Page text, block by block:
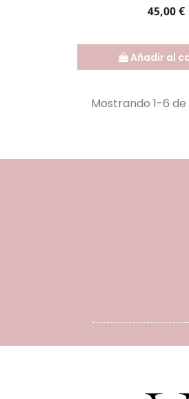
Precio
45,00 €
Añadir al
Mostrando 1-6